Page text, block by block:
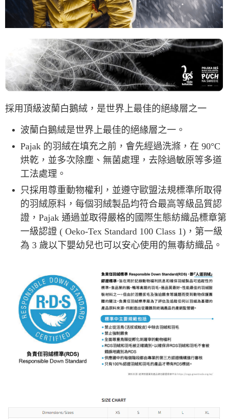
採用頂級波蘭白鵝絨，是世界上最佳的絕緣層之一
波蘭白鵝絨是世界上最佳的絕緣層之一。
Pajak 的羽絨在填充之前，會先經過洗滌，在 90°C
烘乾，並多次除塵、無菌處理，去除過敏原等多道
工法處理。
只採用尊重動物權利，並遵守歐盟法規標準所取得
的羽絨原料，每個羽絨製品均符合最高等級品質認
證，Pajak 通過並取得嚴格的國際生態紡織品標章第
一級認證 ( Oeko-Tex Standard 100 Class 1)，第一級
為 3 歲以下嬰幼兒也可以安心使用的無毒紡織品。